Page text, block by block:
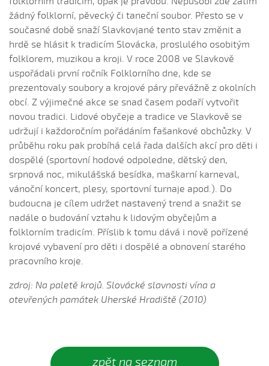
Eště byly štyry týdně do hodů
Eště jednú
Fialenko modrá...
Fialenko modrá, co nemožeš
Haj, husičky, haj (Helena Šťastná, 2008)
Hnalo dívča krávy (Čevelová Adéla, 2008)
Hnalo dívča krávy, hnalo (Jolana Sedlářová, 2017)
Hnalo dívča krávy (Jana Gabrielová, 2010)
Hnalo dívča krávy (Kristýna Menšíková, 2013)
Hnalo dívča krávy (Lucie Němečková, 2013)
Hnalo dívča krávy (Nora Ondrová, 2014)
Hoja, hoja, hoja (Iva Bedřichová, 2005)
Hoja, hoja, hoja (Kateřina Hruščáková, 2008)
Hoja, hoja, hoja (Valerie Šabršulová, 2009)
Hopaj hop...
Hopaj hop, hopaj hop
Hore ňú, dole ňú
Hrajte ně husličky (Daniel Bruštík, 2009)
žádný folklorní, pěvecký či taneční soubor. Přesto se v
současné době snaží Slavkovjané tento stav změnit a
hrdě se hlásit k tradicím Slovácka, proslulého osobitým
folklorem, muzikou a kroji. V roce 2008 ve Slavkově
uspořádali první ročník Folklorního dne, kde se
prezentovaly soubory a krojové páry převážně z okolních
obcí. Z výjimečné akce se snad časem podaří vytvořit
novou tradici. Lidové obyčeje a tradice ve Slavkově se
udržují i každoročním pořádáním fašankové obchůzky. V
průběhu roku pak probíhá celá řada dalších akcí pro děti i
dospělé (sportovní hodové odpoledne, dětský den,
srpnová noc, mikulášská besídka, maškarní karneval,
vánoční koncert, plesy, sportovní turnaje apod.). Do
budoucna je cílem udržet nastavený trend a snažit se
nadále o budování vztahu k lidovým obyčejům a
folklorním tradicím. Příslib k tomu dává i nově pořízené
krojové vybavení pro děti i dospělé a obnovení starého
pracovního kroje.
zdroj: Na paletě krojů. Slovácké slavnosti vína a
otevřených památek Uherské Hradiště (2010)
zpět na seznam